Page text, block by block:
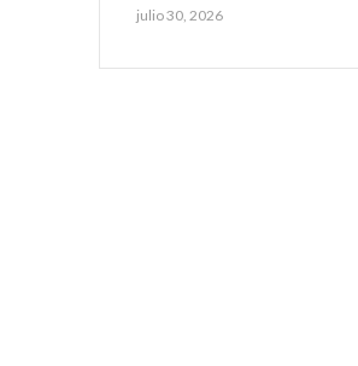
julio 30, 2026